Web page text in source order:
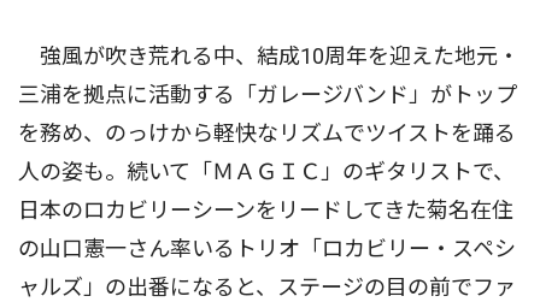
強風が吹き荒れる中、結成10周年を迎えた地元・
三浦を拠点に活動する「ガレージバンド」がトップ
を務め、のっけから軽快なリズムでツイストを踊る
人の姿も。続いて「ＭＡＧＩＣ」のギタリストで、
日本のロカビリーシーンをリードしてきた菊名在住
の山口憲一さん率いるトリオ「ロカビリー・スペシ
ャルズ」の出番になると、ステージの目の前でファ